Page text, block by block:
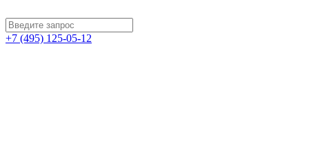
+7 (495) 125-05-12